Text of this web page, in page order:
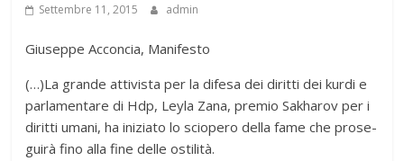
Settembre 11, 2015 admin
Giuseppe Acconcia, Manifesto
(…)La grande atti­vi­sta per la difesa dei diritti dei kurdi e
par­la­men­tare di Hdp, Leyla Zana, pre­mio Sakha­rov per i
diritti umani, ha ini­ziato lo scio­pero della fame che pro­se­
guirà fino alla fine delle ostilità.